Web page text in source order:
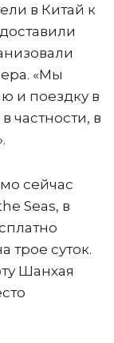
в Китай к
«Мы
и поездку в
частности, в
сейчас
Seas, в
трое суток.
Шанхая